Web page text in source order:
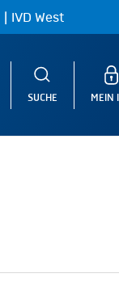
| IVD West
SUCHE MEIN